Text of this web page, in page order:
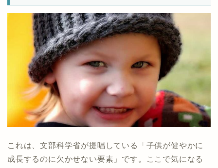
これは、文部科学省が提唱している「子供が健やかに
成長するのに欠かせない要素」です。ここで気になる